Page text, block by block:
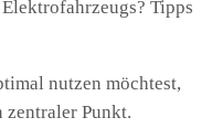
nutzen möchtest,
zentraler Punkt.